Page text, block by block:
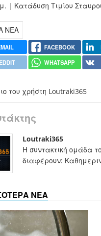
| Κατάδυση Τιμίου
ΝΕΑ
FACEBOOK
WHATSAPP
του χρήστη Loutraki365
Loutraki365
Η συντακτική ομάδα
διαφέρουν:
ΝΕΑ